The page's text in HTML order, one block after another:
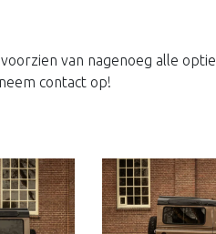
van nagenoeg alle
contact op!